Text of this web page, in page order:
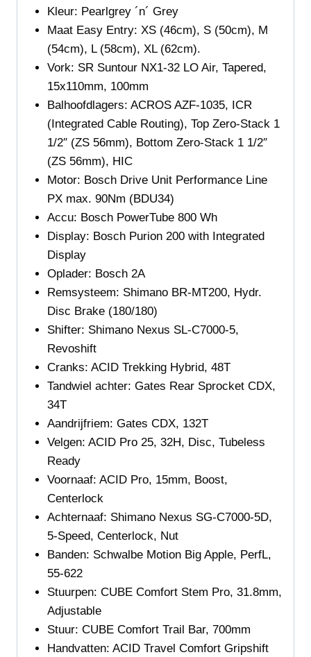
Kleur: Pearlgrey ´n´ Grey
Maat Easy Entry: XS (46cm), S (50cm), M
(54cm), L (58cm), XL (62cm).
Vork: SR Suntour NX1-32 LO Air, Tapered,
15x110mm, 100mm
Balhoofdlagers: ACROS AZF-1035, ICR
(Integrated Cable Routing), Top Zero-Stack 1
1/2″ (ZS 56mm), Bottom Zero-Stack 1 1/2″
(ZS 56mm), HIC
Motor: Bosch Drive Unit Performance Line
PX max. 90Nm (BDU34)
Accu: Bosch PowerTube 800 Wh
Display: Bosch Purion 200 with Integrated
Display
Oplader: Bosch 2A
Remsysteem: Shimano BR-MT200, Hydr.
Disc Brake (180/180)
Shifter: Shimano Nexus SL-C7000-5,
Revoshift
Cranks: ACID Trekking Hybrid, 48T
Tandwiel achter: Gates Rear Sprocket CDX,
34T
Aandrijfriem: Gates CDX, 132T
Velgen: ACID Pro 25, 32H, Disc, Tubeless
Ready
Voornaaf: ACID Pro, 15mm, Boost,
Centerlock
Achternaaf: Shimano Nexus SG-C7000-5D,
5-Speed, Centerlock, Nut
Banden: Schwalbe Motion Big Apple, PerfL,
55-622
Stuurpen: CUBE Comfort Stem Pro, 31.8mm,
Adjustable
Stuur: CUBE Comfort Trail Bar, 700mm
Handvatten: ACID Travel Comfort Gripshift